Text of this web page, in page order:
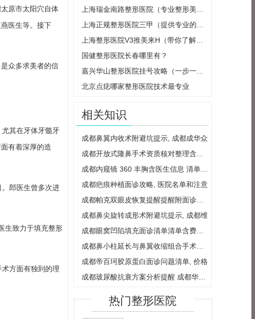
原市太阳穴自体
医生等。接下
众多求美者的信
其在牙体牙髓牙
有着深厚的造
郎医生曾多次进
生致力于填充整形
方面有独到的理
国健整形医院长春哪里有？
北京点痣哪家整形医院技术最专业
相关知识
成都鼻翼内收术附避坑提示, 成都成华众
成都疤痕种植面诊攻略, 医院名单和注意
成都鼻尖旋转成形术附避坑提示, 成都维
成都帝百珂胶原蛋白面诊问题清单, 价格
热门整形医院